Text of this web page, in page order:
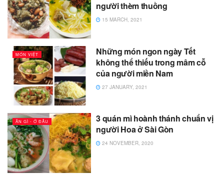
người thèm thuồng
15 MARCH, 2021
MÓN VIỆT
Những món ngon ngày Tết
không thể thiếu trong mâm cỗ
của người miền Nam
27 JANUARY, 2021
ĂN GÌ - Ở ĐÂU
3 quán mì hoành thánh chuẩn vị
người Hoa ở Sài Gòn
24 NOVEMBER, 2020